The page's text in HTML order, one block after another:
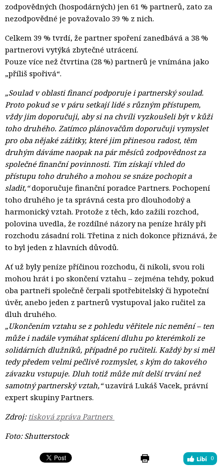
zodpovědných (hospodárných) jen 61 % partnerů, zato za
nezodpovědné je považovalo 39 % z nich.
Celkem 39 % tvrdí, že partner spoření zanedbává a 38 %
partnerovi vytýká zbytečné utrácení.
Pouze více než čtvrtina (28 %) partnerů je vnímána jako
„příliš spořivá“.
„Soulad v oblasti financí podporuje i partnerský soulad.
Proto pokud se v páru setkají lidé s různým přístupem,
vždy jim doporučuji, aby si na chvíli vyzkoušeli být v kůži
toho druhého. Zatímco plánovačům doporučuji vymyslet
pro oba nějaké zážitky, které jim přinesou radost, těm
druhým dáváme naopak na pár měsíců zodpovědnost za
společné finanční povinnosti. Tím získají vhled do
přístupu toho druhého a mohou se snáze pochopit a
sladit,“doporučuje finanční poradce Partners. Pochopení
toho druhého je ta správná cesta pro dlouhodobý a
harmonický vztah. Protože z těch, kdo zažili rozchod,
polovina uvedla, že rozdílné názory na peníze hrály při
rozchodu zásadní roli. Třetina z nich dokonce přiznává, že
to byl jeden z hlavních důvodů.
Ať už byly peníze příčinou rozchodu, či nikoli, svou roli
mohou hrát i po skončení vztahu – zejména tehdy, pokud
oba partneři společně čerpali spotřebitelský či hypoteční
úvěr, anebo jeden z partnerů vystupoval jako ručitel za
dluh druhého.
„Ukončením vztahu se z pohledu věřitele nic nemění – ten
může i nadále vymáhat splácení dluhu po kterémkoli ze
solidárních dlužníků, případně po ručiteli. Každý by si měl
tedy předem velmi pečlivě rozmyslet, s kým do takového
závazku vstupuje. Dluh totiž může mít delší trvání než
samotný partnerský vztah,“uzavírá Lukáš Vacek, právní
expert skupiny Partners.
Zdroj: tisková zpráva Partners
Foto: Shutterstock
0